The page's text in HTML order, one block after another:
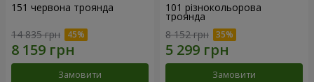
151 червона троянда
14 835 грн
Замовити
101 різнокольорова
троянда
8 152 грн
Замовити